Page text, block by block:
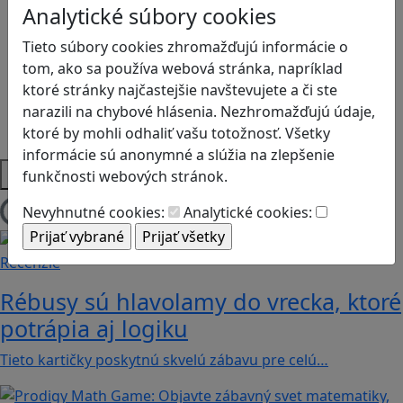
Analytické súbory cookies
Tieto súbory cookies zhromažďujú informácie o
tom, ako sa používa webová stránka, napríklad
ktoré stránky najčastejšie navštevujete a či ste
narazili na chybové hlásenia. Nezhromažďujú údaje,
ktoré by mohli odhaliť vašu totožnosť. Všetky
informácie sú anonymné a slúžia na zlepšenie
funkčnosti webových stránok.
Nevyhnutné cookies:
Analytické cookies:
Logické myslenie
Ľudské práva a tolerancia
Motorika a koncentrácia
Programovanie/Technika
Sociálne zručnosti a kooperácia
Strategické myslenie
Zdravie a pohyb
Platformy
Načítam blogy
Recenzie
Rébusy sú hlavolamy do vrecka, ktoré
potrápia aj logiku
Tieto kartičky poskytnú skvelú zábavu pre celú…